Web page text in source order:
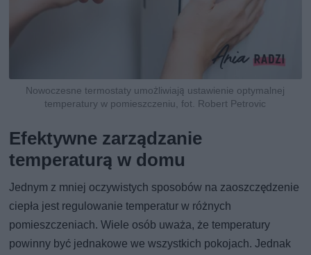
Nowoczesne termostaty umożliwiają ustawienie optymalnej
temperatury w pomieszczeniu, fot. Robert Petrovic
Efektywne zarządzanie
temperaturą w domu
Jednym z mniej oczywistych sposobów na zaoszczędzenie
ciepła jest regulowanie temperatur w różnych
pomieszczeniach. Wiele osób uważa, że temperatury
powinny być jednakowe we wszystkich pokojach. Jednak